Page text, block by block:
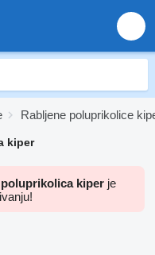
Rabljene poluprikolice
kiper
kiper je